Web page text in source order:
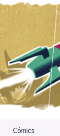
Cómics